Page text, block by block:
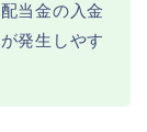
当金の入金
発生しやす